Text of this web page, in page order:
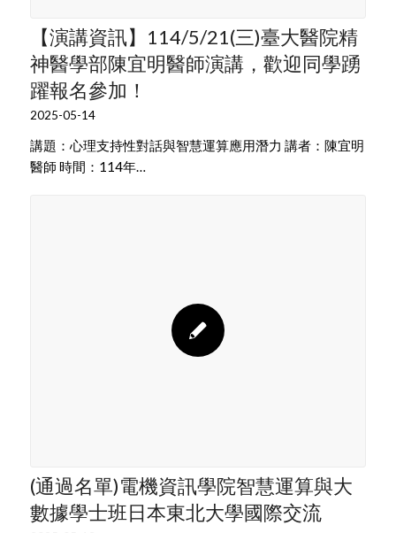
【演講資訊】114/5/21(三)臺大醫院精
神醫學部陳宜明醫師演講，歡迎同學踴
躍報名參加！
2025-05-14
講題：心理支持性對話與智慧運算應用潛力 講者：陳宜明
醫師 時間：114年…
(通過名單)電機資訊學院智慧運算與大
數據學士班日本東北大學國際交流